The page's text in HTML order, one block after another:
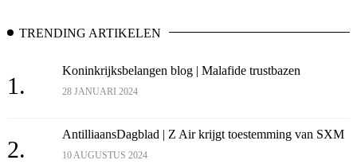
TRENDING ARTIKELEN
1.
Koninkrijksbelangen blog | Malafide trustbazen
28 JANUARI 2024
2.
AntilliaansDagblad | Z Air krijgt toestemming van SXM
10 AUGUSTUS 2024